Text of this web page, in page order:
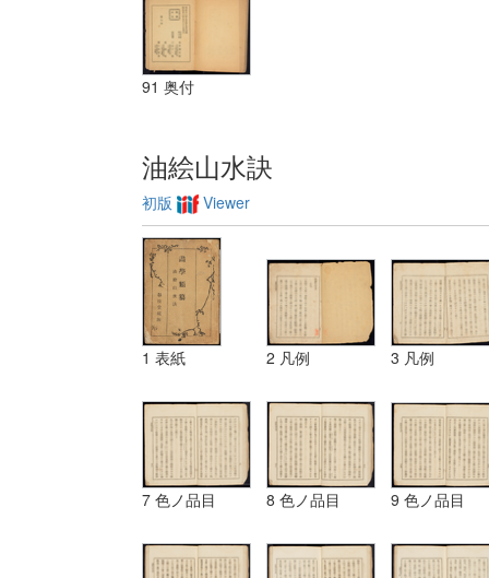
91 奥付
油絵山水訣
初版 Viewer
1 表紙 2 凡例 3 凡例
7 色ノ品目 8 色ノ品目 9 色ノ品目